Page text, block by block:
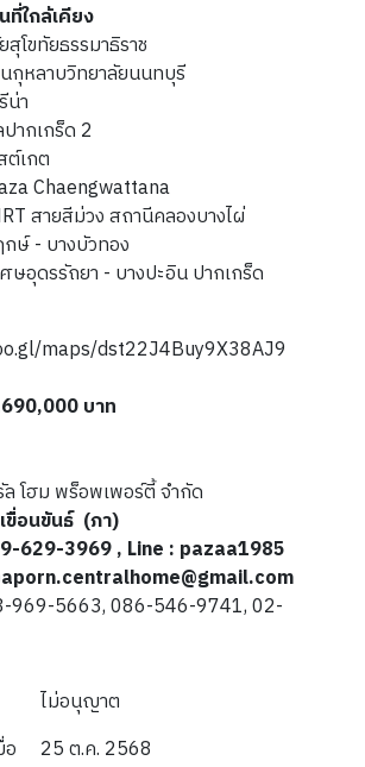
ใกล้เคียง
โขทัยธรรมาธิราช
นกุหลาบวิทยาลัยนนทบุรี
น่า
ากเกร็ด 2
ต์เกต
Chaengwattana
สายสีม่วง สถานีคลองบางไผ่
ษ์ - บางบัวทอง
ษอุดรรัถยา - บางปะอิน ปากเกร็ด
maps/dst22J4Buy9X38AJ9
บาท
โฮม พร็อพเพอร์ตี้ จำกัด
ขื่อนขันธ์ (ภา)
629-3969 , Line : pazaa1985
969-5663, 086-546-9741, 02-
ไม่อนุญาต
25 ต.ค. 2568